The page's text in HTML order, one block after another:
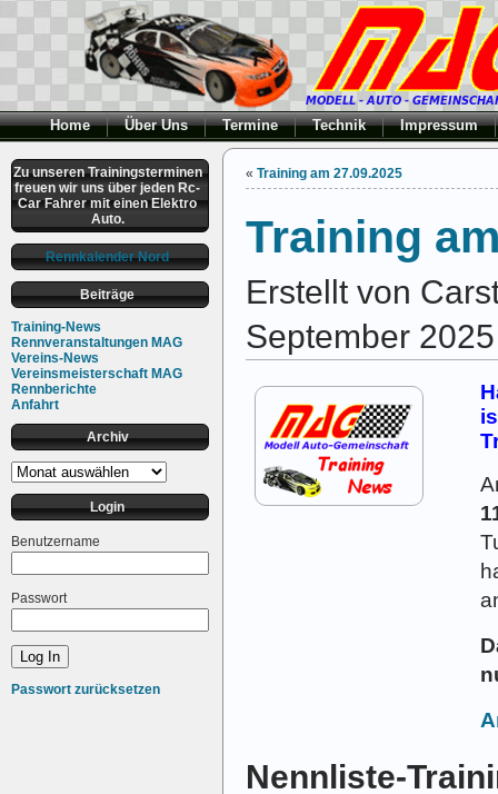
Home Über Uns Termine Technik Impressum
Zu unseren Trainingsterminen
freuen wir uns über jeden Rc-
Car Fahrer mit einen Elektro
Auto.
Rennkalender Nord
Beiträge
Training-News
Rennveranstaltungen MAG
Vereins-News
Vereinsmeisterschaft MAG
Rennberichte
Anfahrt
Archiv
Archiv
Login
Benutzername
Passwort
Passwort zurücksetzen
« Training am 27.09.2025
Training
Erstellt von
September 2025
Nennliste-